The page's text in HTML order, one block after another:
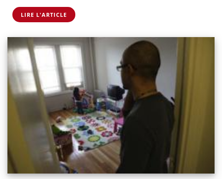
LIRE L'ARTICLE